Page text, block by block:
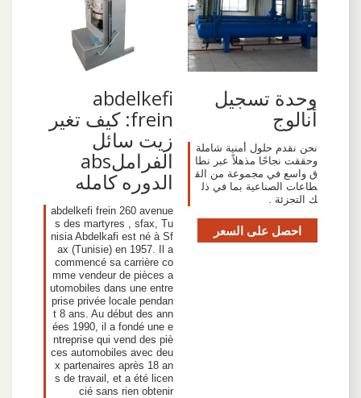
وحدة تسجيل
أنالوج
نحن نقدم حلول أمنية شاملة
وحققت نجاحًا مذهلاً عبر نطا
ق واسع في مجموعة من الق
طاعات الصناعية بما في ذل
ك التجزئة .
احصل على السعر
abdelkefi
frein: كيف تغير
زيت سائل
الفراملabs
الدوره كامله
abdelkefi frein 260 avenue
s des martyres , sfax, Tu
nisia Abdelkafi est né à Sf
ax (Tunisie) en 1957. Il a
commencé sa carrière co
mme vendeur de pièces a
utomobiles dans une entre
prise privée locale pendan
t 8 ans. Au début des ann
ées 1990, il a fondé une e
ntreprise qui vend des piè
ces automobiles avec deu
x partenaires après 18 an
s de travail, et a été licen
cié sans rien obtenir